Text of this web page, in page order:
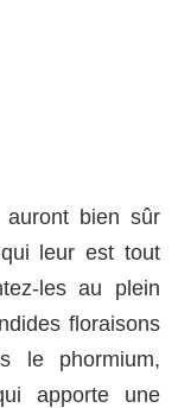
bien sûr
leur est tout
les au plein
floraisons
le phormium,
apporte une